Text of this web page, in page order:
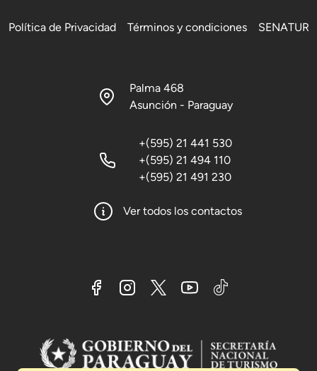
Política de Privacidad Términos y condiciones SENATUR
Palma 468
Asunción - Paraguay
+(595) 21 441 530
+(595) 21 494 110
+(595) 21 491 230
Ver todos los contactos